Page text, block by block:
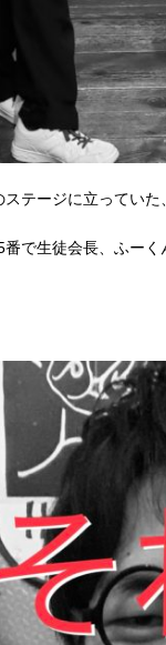
テージに立ってい
で生徒会長、ふー